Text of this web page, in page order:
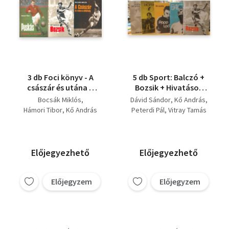
3 db Foci könyv - A
császár és utána a
sötétség + Puskás
Legenda és valóság +
Bocsák Miklós
Hámori Tibor Kő András
Előjegyezhető
Előjegyzem
5 db Sport: Balczó +
Bozsik + Hivatásos
sportrajongó +
Hoppá! + Papp Laci
Dávid Sándor Kő András
Peterdi Pál Vitray Tamás
Előjegyezhető
Előjegyzem